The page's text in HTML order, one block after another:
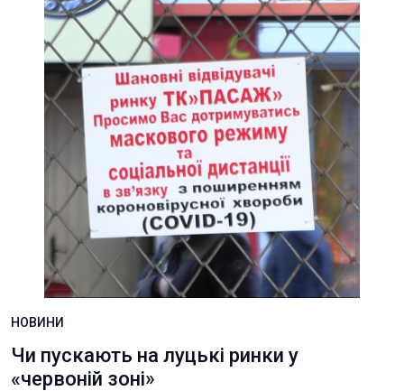
НОВИНИ
Чи пускають на луцькі ринки у
«червоній зоні»